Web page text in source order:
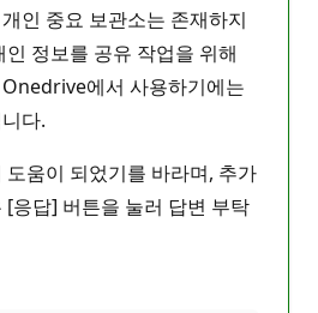
인 중요 보관소는 존재하지
정보를 공유 작업을 위해
에서 사용하기에는
다.
움이 되었기를 바라며, 추가
[응답] 버튼을 눌러 답변 부탁